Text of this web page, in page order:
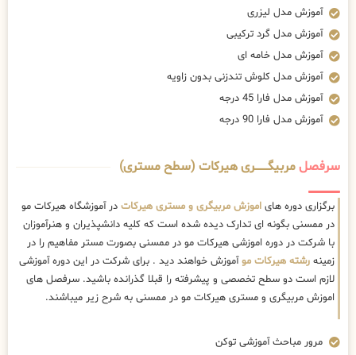
آموزش مدل لیزری
آموزش مدل گرد ترکیبی
آموزش مدل خامه ای
آموزش مدل کلوش تندزنی بدون زاویه
آموزش مدل فارا 45 درجه
آموزش مدل فارا 90 درجه
سرفصلمربیگــــــــری هیرکات (سطح مستری)
برگزاری دوره های اموزش مربیگری و مستری هیرکات در آموزشگاه هیرکات مو
در ممسنی بگونه ای تدارک دیده شده است که کلیه دانشپذیران و هنرآموزان
با شرکت در دوره اموزشی هیرکات مو در ممسنی بصورت مستر مفاهیم را در
زمینه رشته هیرکات موآموزش خواهند دید . برای شرکت در این دوره آموزشی
لازم است دو سطح تخصصی و پیشرفته را قبلا گذرانده باشید. سرفصل های
اموزش مربیگری و مستری هیرکات مو در ممسنی به شرح زیر میباشند.
مرور مباحث آموزشی توکن